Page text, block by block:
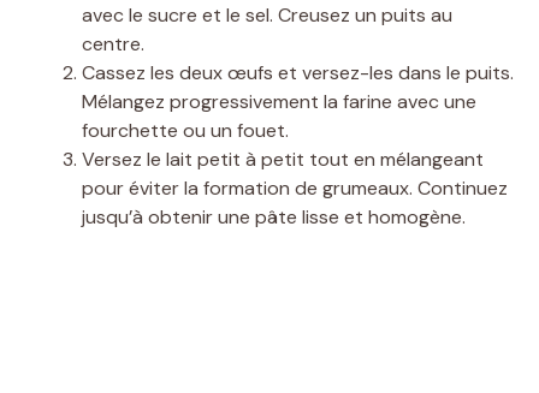
avec le sucre et le sel. Creusez un puits au
centre.
Cassez les deux œufs et versez-les dans le puits.
Mélangez progressivement la farine avec une
fourchette ou un fouet.
Versez le lait petit à petit tout en mélangeant
pour éviter la formation de grumeaux. Continuez
jusqu’à obtenir une pâte lisse et homogène.